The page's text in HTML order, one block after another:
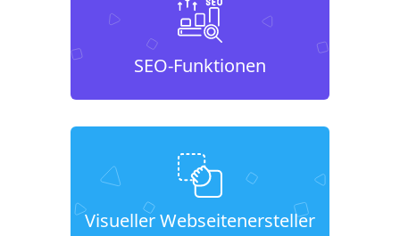
SEO-Funktionen
Visueller Webseitenersteller